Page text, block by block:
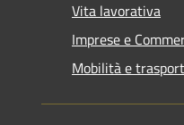
Vita lavorativa
Imprese e
Mobilità e